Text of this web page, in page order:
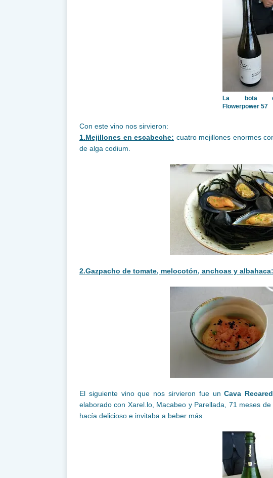
La bota
Flowerpower 57
Con este vino nos sirvieron:
1.Mejillones en escabeche: cuatro mejillones enormes
de alga codium.
2.Gazpacho de tomate, melocotón, anchoas y albahaca:
El siguiente vino que nos sirvieron fue unCava
elaborado con Xarel.lo, Macabeo y Parellada, 71 meses
hacía delicioso e invitaba a beber más.